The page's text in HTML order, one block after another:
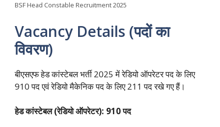
BSF Head Constable Recruitment 2025
Vacancy Details (पदों का
विवरण)
बीएसएफ हेड कांस्टेबल भर्ती 2025 में रेडियो ऑपरेटर पद के लिए
910 पद एवं रेडियो मैकेनिक पद के लिए 211 पद रखे गए हैं।
हेड कांस्टेबल (रेडियो ऑपरेटर): 910 पद